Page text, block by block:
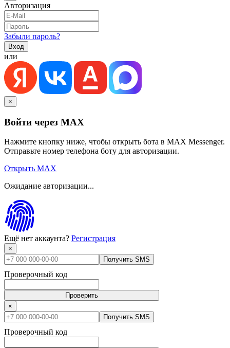
Авторизация
Забыли пароль?
или
×
Войти через MAX
Нажмите кнопку ниже, чтобы открыть бота в MAX Messenger.
Отправьте номер телефона боту для авторизации.
Открыть MAX
Ожидание авторизации...
Ещё нет аккаунта? Регистрация
×
Получить SMS
Проверочный код
Проверить
×
Получить SMS
Проверочный код